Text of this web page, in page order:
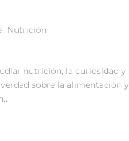
, Nutrición
nutrición, la curiosidad y
sobre la alimentación y